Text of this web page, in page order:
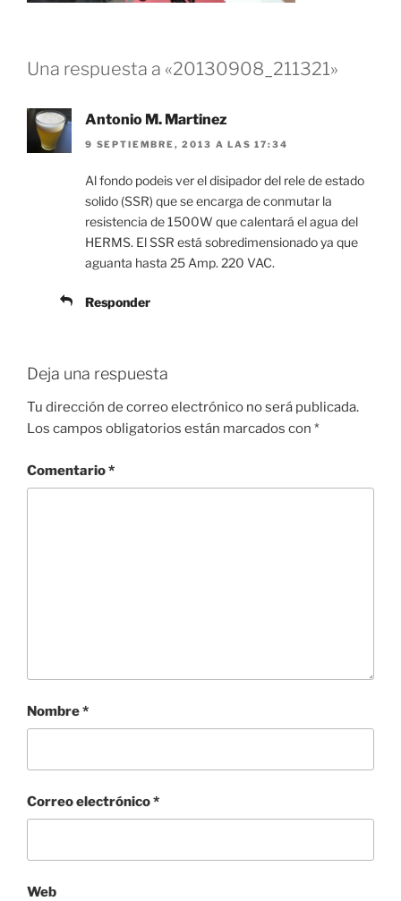
Una respuesta a «20130908_211321»
Antonio M. Martinez
9 SEPTIEMBRE, 2013 A LAS 17:34
Al fondo podeis ver el disipador del rele de estado
solido (SSR) que se encarga de conmutar la
resistencia de 1500W que calentará el agua del
HERMS. El SSR está sobredimensionado ya que
aguanta hasta 25 Amp. 220 VAC.
Responder
Deja una respuesta
Tu dirección de correo electrónico no será publicada.
Los campos obligatorios están marcados con *
Comentario*
Nombre*
Correo electrónico*
Web